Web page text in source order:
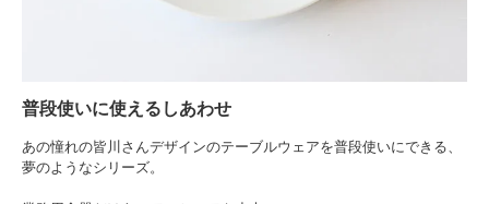
普段使いに使えるしあわせ
あの憧れの皆川さんデザインのテーブルウェアを普段使いにできる、
夢のようなシリーズ。